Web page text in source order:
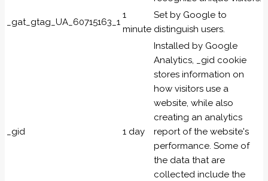
_gat_gtag_UA_60715163_1
1
minute
Set by Google to
distinguish users.
_gid 1 day
Installed by Google
Analytics, _gid cookie
stores information on
how visitors use a
website, while also
creating an analytics
report of the website's
performance. Some of
the data that are
collected include the